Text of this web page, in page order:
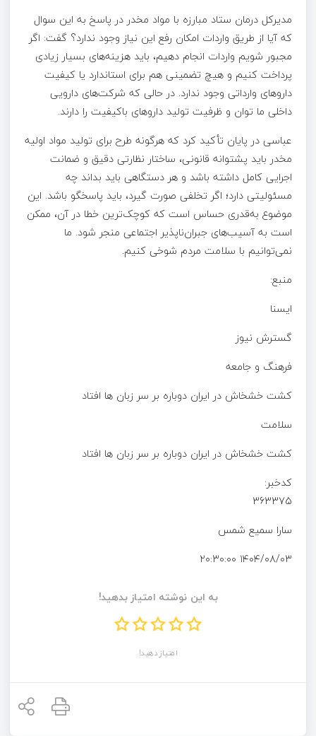
مدیرکل درمان ستاد مبارزه با مواد مخدر در پاسخ به این سوال
که آیا از طریق واردات امکان رفع این نیاز وجود ندارد؟ گفت: اگر
مجبور شویم واردات انجام دهیم، باید هزینه‌های بسیار زیادی
پرداخت کنیم و هیچ تضمینی هم برای استاندارد یا کیفیت
داروهای وارداتی وجود ندارد. در حالی که شرکت‌های دارویی
داخلی ما توان و ظرفیت تولید داروهای باکیفیت را دارند.
عباسی در پایان تأکید کرد که هرگونه طرح برای تولید مواد اولیه
مخدر باید پشتوانه قانونی، ساختار نظارتی دقیق و ضمانت
اجرایی کامل داشته باشد و هر دستگاهی باید بداند چه
مسئولیتی دارد؛ اگر تخلفی صورت گیرد، باید پاسخگو باشد. این
موضوع به‌قدری حساس است که کوچک‌ترین خطا در آن، ممکن
است به آسیب‌های جبران‌ناپذیر اجتماعی منجر شود. ما
نمی‌توانیم با سلامت مردم شوخی کنیم.
منبع:
ايسنا
گسترش نیوز
فرهنگ و جامعه
کشت خشخاش در ایران دوباره بر سر زبان ها افتاد
سلامت
کشت خشخاش در ایران دوباره بر سر زبان ها افتاد
کدخبر:
363375
سارا سمیع شمس
۱۴۰۴/۰۸/۰۳ ۲۰:۳۰:۰۰
به این نوشته امتیاز بدهید!
امتیاز دهید!